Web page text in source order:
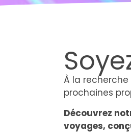
À la recherche
prochaines
Découvrez
voyages,